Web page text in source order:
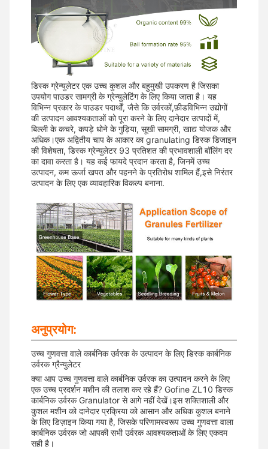
डिस्क ग्रेन्युलेटर एक उच्च कुशल और बहुमुखी उपकरण है जिसका
उपयोग पाउडर सामग्री के ग्रेन्युलेटिंग के लिए किया जाता है। यह
विभिन्न प्रकार के पाउडर पदार्थों, जैसे कि उर्वरकों,फ़ीडविभिन्न उद्योगों
की उत्पादन आवश्यकताओं को पूरा करने के लिए दानेदार उत्पादों में,
बिल्ली के कचरे, कपड़े धोने के गुड़िया, सूखी सामग्री, खाद्य योजक और
अधिक।एक अद्वितीय चाप के आकार का granulating डिस्क डिजाइन
की विशेषता, डिस्क ग्रेन्युलेटर 93 प्रतिशत की प्रभावशाली बॉलिंग दर
का दावा करता है। यह कई फायदे प्रदान करता है, जिनमें उच्च
उत्पादन, कम ऊर्जा खपत और पहनने के प्रतिरोध शामिल हैं,इसे निरंतर
उत्पादन के लिए एक व्यावहारिक विकल्प बनाना.
अनुप्रयोग:
उच्च गुणवत्ता वाले कार्बनिक उर्वरक के उत्पादन के लिए डिस्क कार्बनिक
उर्वरक ग्रैन्युलेटर
क्या आप उच्च गुणवत्ता वाले कार्बनिक उर्वरक का उत्पादन करने के लिए
एक उच्च प्रदर्शन मशीन की तलाश कर रहे हैं? Gofine ZL10 डिस्क
कार्बनिक उर्वरक Granulator से आगे नहीं देखें।इस शक्तिशाली और
कुशल मशीन को दानेदार प्रक्रिया को आसान और अधिक कुशल बनाने
के लिए डिज़ाइन किया गया है, जिसके परिणामस्वरूप उच्च गुणवत्ता वाला
कार्बनिक उर्वरक जो आपकी सभी उर्वरक आवश्यकताओं के लिए एकदम
सही है।